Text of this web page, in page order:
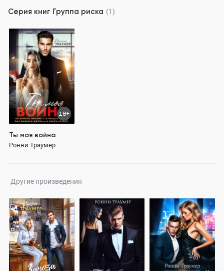
Серия книг Группа риска (1)
18+
Ты моя война
Ронни Траумер
Другие произведения